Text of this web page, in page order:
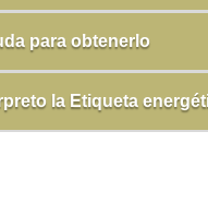
para obtenerlo
la Etiqueta